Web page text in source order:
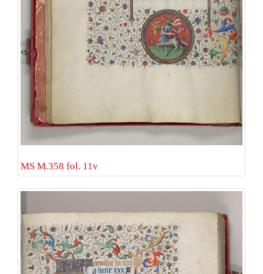
MS M.358 fol. 11v